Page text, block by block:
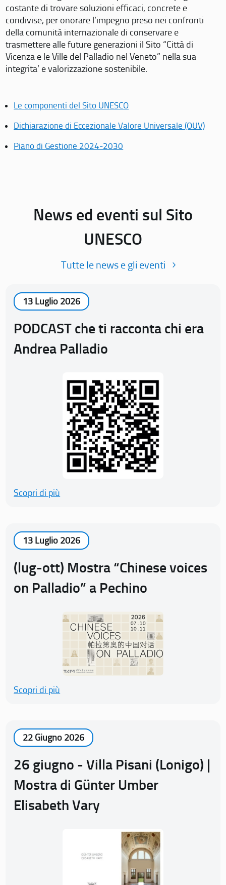
costante di trovare soluzioni efficaci, concrete e
condivise, per onorare l’impegno preso nei confronti
della comunità internazionale di conservare e
trasmettere alle future generazioni il Sito “Città di
Vicenza e le Ville del Palladio nel Veneto” nella sua
integrita’ e valorizzazione sostenibile.
Le componenti del Sito UNESCO
Dichiarazione di Eccezionale Valore Universale (OUV)
Piano di Gestione 2024-2030
News ed eventi sul Sito
UNESCO
Tutte le news e gli eventi
13 Luglio 2026
PODCAST che ti racconta chi era
Andrea Palladio
Scopri di più
13 Luglio 2026
(lug-ott) Mostra “Chinese voices
on Palladio” a Pechino
Scopri di più
22 Giugno 2026
26 giugno - Villa Pisani (Lonigo) |
Mostra di Günter Umber
Elisabeth Vary